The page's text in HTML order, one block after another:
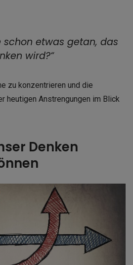
schon etwas getan, das
wird?“
zu konzentrieren und die
heutigen Anstrengungen im Blick
Denken